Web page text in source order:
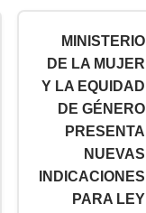
MINISTERIO
DE LA MUJER
Y LA EQUIDAD
DE GÉNERO
PRESENTA
NUEVAS
INDICACIONES
PARA LEY